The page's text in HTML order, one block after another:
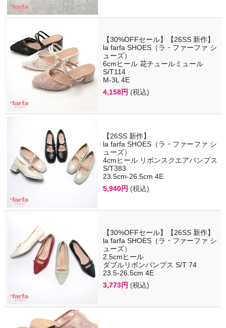
【30%OFFセール】【26SS 新作】
la farfa SHOES（ラ・ファーファ シ
ューズ）
6cmヒール 花チュールミュール
S/T114
M-3L 4E
4,158円 (税込)
【26SS 新作】
la farfa SHOES（ラ・ファーファ シ
ューズ）
4cmヒール リボンスクエアパンプス
S/T383
23.5cm-26.5cm 4E
5,940円 (税込)
【30%OFFセール】【26SS 新作】
la farfa SHOES（ラ・ファーファ シ
ューズ）
2.5cmヒール
ダブルリボンパンプス S/T 74
23.5-26.5cm 4E
3,773円 (税込)